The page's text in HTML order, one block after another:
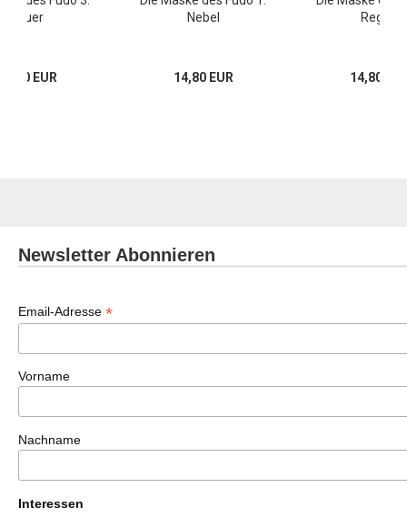
Feuer
EUR
Nebel
14,80 EUR
Regen
14,80
Newsletter Abonnieren
Email-Adresse *
Vorname
Nachname
Interessen